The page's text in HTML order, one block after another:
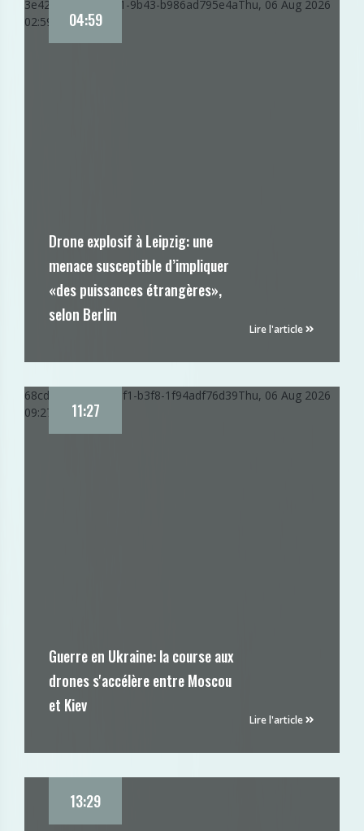
3e42ff0e-911f-11f1-9b43-b986ad795e4aThu, 06 Aug 2026
02:59:33 GMT
Drone explosif à Leipzig: une
menace susceptible d’impliquer
«des puissances étrangères»,
selon Berlin
04:59
Lire l'article
68cda838-916e-11f1-b3f8-1f94adf76d39Thu, 06 Aug 2026
09:27:58 GMT
Guerre en Ukraine: la course aux
drones s'accélère entre Moscou
et Kiev
11:27
Lire l'article
13:29